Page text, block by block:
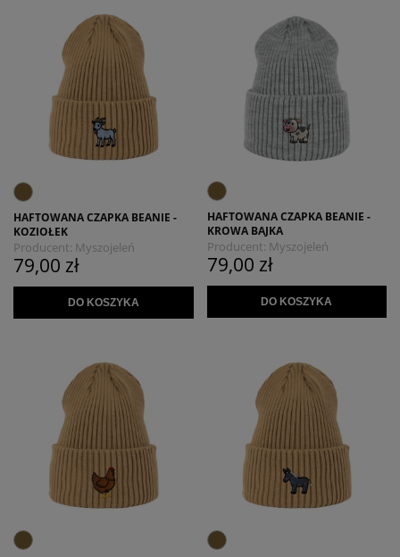
HAFTOWANA CZAPKA BEANIE -
KOZIOŁEK
Producent: Myszojeleń
79,00 zł
DO KOSZYKA
HAFTOWANA CZAPKA BEANIE -
KROWA BAJKA
Producent: Myszojeleń
79,00 zł
DO KOSZYKA